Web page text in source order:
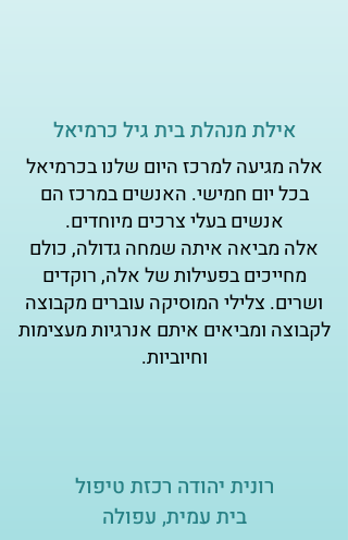
אילת מנהלת בית גיל כרמיאל
אלה מגיעה למרכז היום שלנו בכרמיאל
בכל יום חמישי. האנשים במרכז הם
אנשים בעלי צרכים מיוחדים.
אלה מביאה איתה שמחה גדולה, כולם
מחייכים בפעילות של אלה, רוקדים
ושרים. צלילי המוסיקה עוברים מקבוצה
לקבוצה ומביאים איתם אנרגיות מעצימות
וחיוביות.
רונית יהודה רכזת טיפול
בית עמית, עפולה